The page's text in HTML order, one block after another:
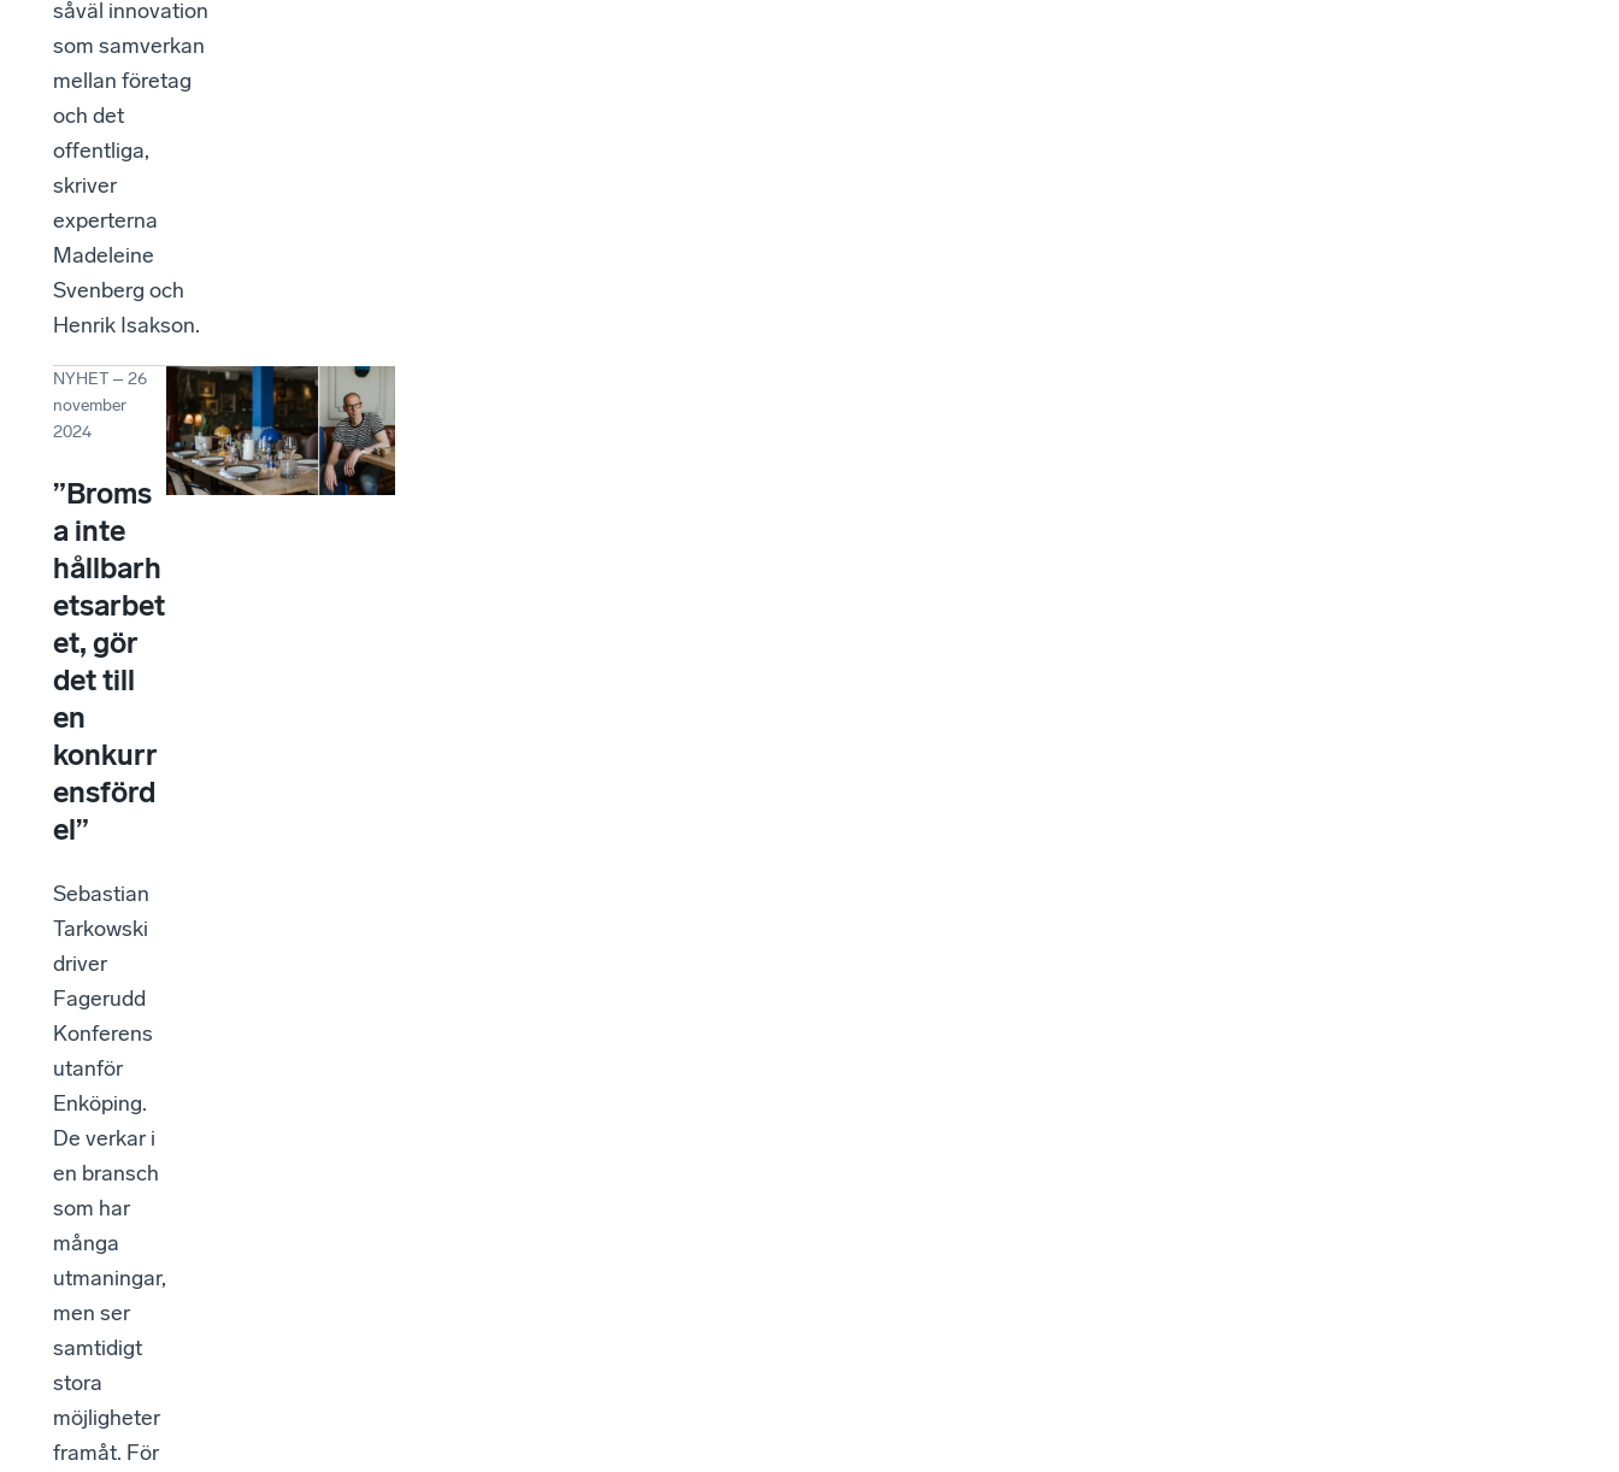
såväl innovation
som samverkan
mellan företag
och det
offentliga,
skriver
experterna
Madeleine
Svenberg och
Henrik Isakson.
NYHET –26
november
2024
”Broms
a inte
hållbarh
etsarbet
et, gör
det till
en
konkurr
ensförd
el”
Sebastian
Tarkowski
driver
Fagerudd
Konferens
utanför
Enköping.
De verkar i
en bransch
som har
många
utmaningar,
men ser
samtidigt
stora
möjligheter
framåt. För